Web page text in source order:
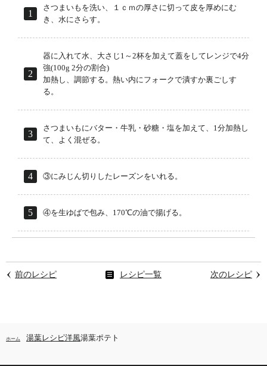
さつまいもを洗い、１ｃｍの厚さに切って皮を厚めにむ
き、水にさらす。
器に入れて水、大さじ1～2杯を加えて蓋をしてレンジで4分
強(100g 2分の割合)
加熱し、調節する。熱い内にフォークで潰すか裏ごしす
る。
さつまいもにバター・牛乳・砂糖・塩を加えて、1分加熱し
て、よく混ぜる。
③にみじん切りしたレーズンをいれる。
④を生ゆばで包み、170℃の油で揚げる。
前のレシピ 次のレシピ
レシピ一覧
ホーム 湯葉レシピ洋風湯葉ポテト